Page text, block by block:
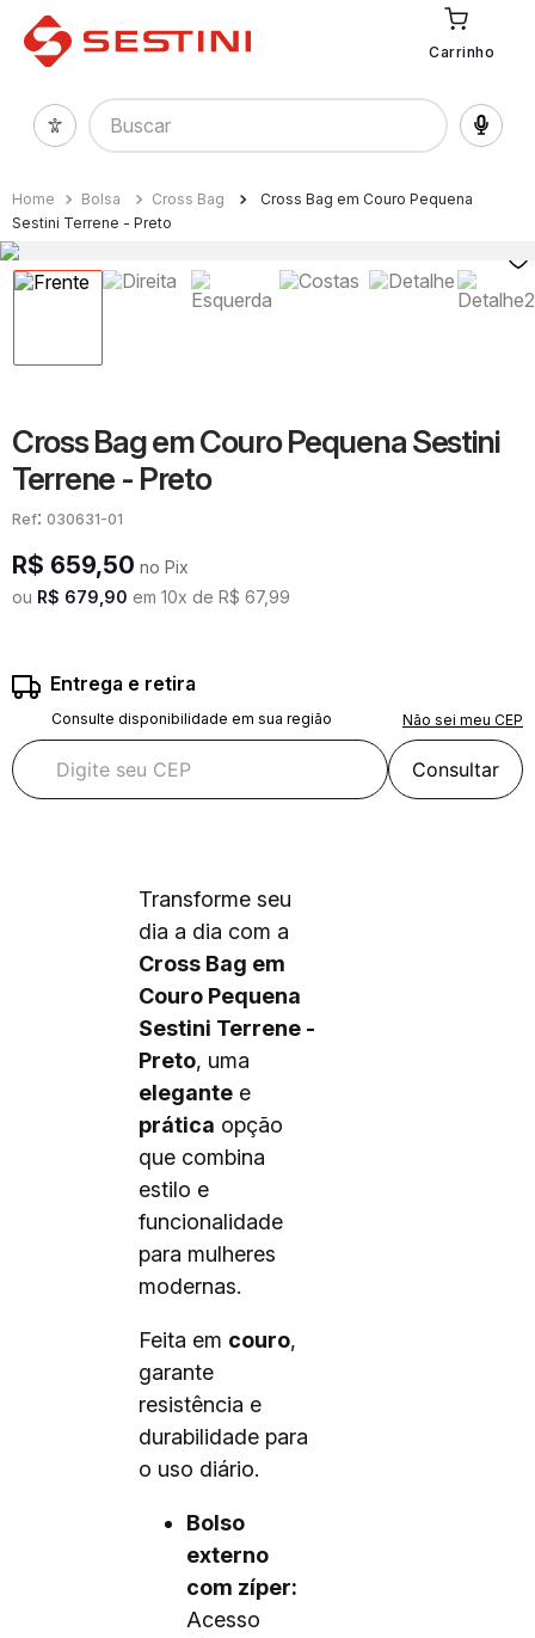
Carrinho
Buscar
Bolsa Cross Bag
Cross Bag em Couro Pequena
Sestini Terrene - Preto
Cross Bag em Couro Pequena Sestini
Terrene - Preto
: 030631-01
R$ 659,50 no Pix
ou R$ 679 90 em 10x de R$ 67,99
Entrega e retira
Consulte disponibilidade em sua região Não sei meu CEP
Consultar
Transforme seu
dia a dia com a
Cross Bag em
Couro Pequena
Sestini Terrene -
Preto, uma
elegante e
prática opção
que combina
estilo e
funcionalidade
para mulheres
modernas.
Feita em couro,
garante
resistência e
durabilidade para
o uso diário.
Bolso
externo
com zíper:
Acesso